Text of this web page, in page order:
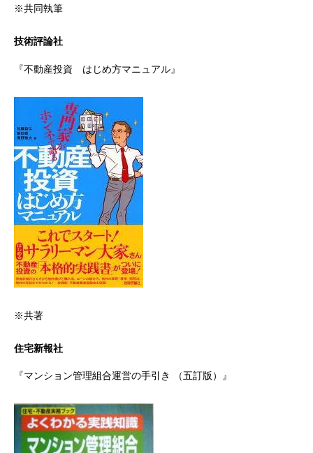
※共同執筆
技術評論社
『不動産投資 はじめ方マニュアル』
※共著
住宅新報社
『マンション管理組合運営の手引き （五訂版）』